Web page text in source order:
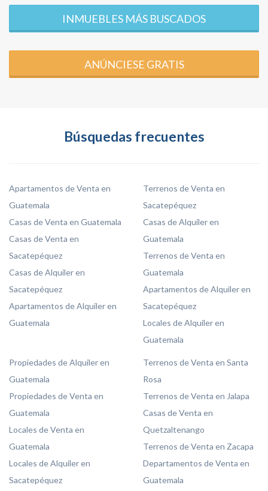
INMUEBLES MÁS BUSCADOS
ANÚNCIESE GRATIS
Búsquedas frecuentes
Apartamentos de Venta en
Guatemala
Casas de Venta en Guatemala
Casas de Venta en
Sacatepéquez
Casas de Alquiler en
Sacatepéquez
Apartamentos de Alquiler en
Guatemala
Terrenos de Venta en
Sacatepéquez
Casas de Alquiler en
Guatemala
Terrenos de Venta en
Guatemala
Apartamentos de Alquiler en
Sacatepéquez
Locales de Alquiler en
Guatemala
Propiedades de Alquiler en
Guatemala
Propiedades de Venta en
Guatemala
Locales de Venta en
Guatemala
Locales de Alquiler en
Sacatepéquez
Terrenos de Venta en Santa
Rosa
Terrenos de Venta en Jalapa
Casas de Venta en
Quetzaltenango
Terrenos de Venta en Zacapa
Departamentos de Venta en
Guatemala